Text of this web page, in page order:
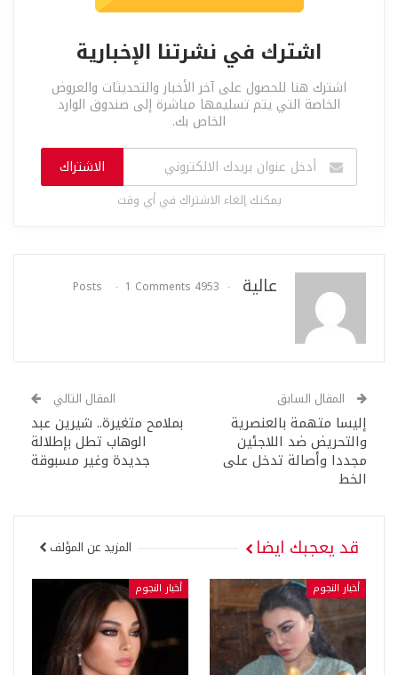
اشترك في نشرتنا الإخبارية
اشترك هنا للحصول على آخر الأخبار والتحديثات والعروض
الخاصة التي يتم تسليمها مباشرة إلى صندوق الوارد
الخاص بك.
الاشتراك
يمكنك إلغاء الاشتراك في أي وقت
عالية 4953 Posts
1 Comments
المقال السابق
إليسا متهمة بالعنصرية
والتحريض ضد اللاجئين
مجددا وأصالة تدخل على
الخط
المقال التالي
بملامح متغيرة.. شيرين عبد
الوهاب تطل بإطلالة
جديدة وغير مسبوقة
قد يعجبك ايضا المزيد عن المؤلف
أخبار النجوم أخبار النجوم